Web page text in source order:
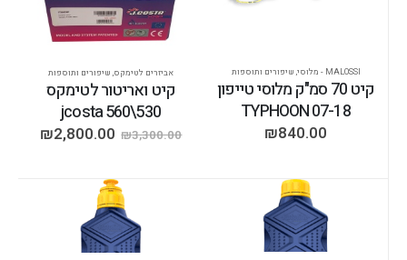
MALOSSI - מלוסי , שיפורים ותוספות
קיט 70 סמ"ק מלוסי טייפון
TYPHOON 07-18
₪840.00
אביזרים לטימקס, שיפורים ותוספות
קיט ואריטור לטימקס
530\560 jcosta
₪3,300.00
₪2,800.00